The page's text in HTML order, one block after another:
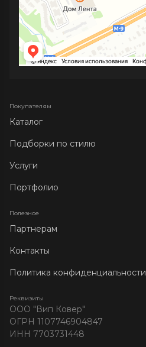
Покупателям
Каталог
Подборки по стилю
Услуги
Портфолио
Полезное
Партнерам
Контакты
Политика конфиденциальности
Реквизиты
ООО "Вип Ковер"
ОГРН 1107746904847
ИНН 7703731448